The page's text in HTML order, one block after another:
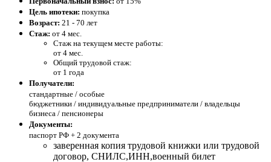
Цель ипотеки: покупка
Возраст: 21 - 70 лет
Стаж: от 4 мес.
Стаж на текущем месте работы:
от 4 мес.
Общий трудовой стаж:
от 1 года
Получатели:
стандартные / особые
бюджетники / индивидуальные предприниматели / владельцы
бизнеса / пенсионеры
Документы:
паспорт РФ + 2 документа
заверенная копия трудовой книжки или трудовой
договор, СНИЛС,ИНН,военный билет